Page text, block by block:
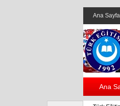
Ana Sayfa
Ana